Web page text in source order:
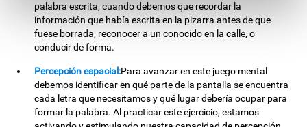
palabra escrita, cuando debemos que recordar la
información que había escrita en la pizarra antes de que
fuese borrada, reconocer a un conocido en la calle, o
conducir de forma.
Percepción espacial:Para avanzar en este juego mental
debemos identificar en qué parte de la pantalla se encuentra
cada letra que necesitamos y qué lugar debería ocupar para
formar la palabra. Al practicar este ejercicio, estamos